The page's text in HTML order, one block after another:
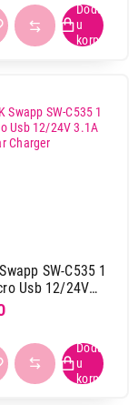
SW-C535 1
Usb 12/24V
Car Charger